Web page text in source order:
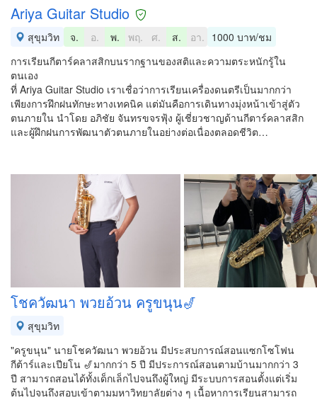
Ariya Guitar Studio
สุขุมวิท จ. อ. พ. พฤ. ศ. ส. อา. 1000 บาท/ชม
การเรียนกีตาร์คลาสสิกบนรากฐานของสติและความตระหนักรู้ใน
ตนเอง
ที่ Ariya Guitar Studio เราเชื่อว่าการเรียนเครื่องดนตรีเป็นมากกว่า
เพียงการฝึกฝนทักษะทางเทคนิค แต่มันคือการเดินทางมุ่งหน้าเข้าสู่ตัว
ตนภายใน นำโดย อภิชัย จันทรขจรฟุ้ง ผู้เชี่ยวชาญด้านกีตาร์คลาสสิก
และผู้ฝึกฝนการพัฒนาตัวตนภายในอย่างต่อเนื่องตลอดชีวิต…
โชควัฒนา พวยอ้วน ครูขนุน🎷
สุขุมวิท
"ครูขนุน" นายโชควัฒนา พวยอ้วน มีประสบการณ์สอนแซกโซโฟน
กีต้าร์และเปียโน 🎷มากกว่า 5 ปี มีประการณ์สอนตามบ้านมากกว่า 3
ปี สามารถสอนได้ทั้งเด็กเล็กไปจนถึงผู้ใหญ่ มีระบบการสอนตั้งแต่เริ่ม
ต้นไปจนถึงสอบเข้าตามมหาวิทยาลัยต่าง ๆ เนื้อหาการเรียนสามารถ